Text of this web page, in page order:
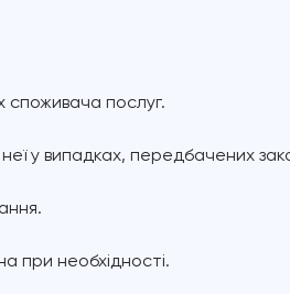
споживача послуг.
у випадках, передбачених
при необхідності.